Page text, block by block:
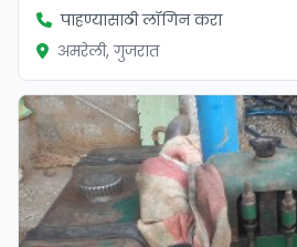
पाहण्यासाठी लॉगिन करा
अमरेली, गुजरात